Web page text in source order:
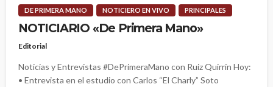
DE PRIMERA MANO NOTICIERO EN VIVO PRINCIPALES
NOTICIARIO «De Primera Mano»
Editorial
Noticias y Entrevistas #DePrimeraMano con Ruiz Quirrín Hoy:
• Entrevista en el estudio con Carlos “El Charly” Soto